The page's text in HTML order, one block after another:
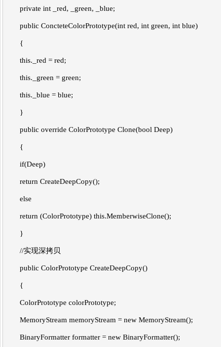
private int _red, _green, _blue;
public ConcteteColorPrototype(int red, int green, int blue)
{
this._red = red;
this._green = green;
this._blue = blue;
}
public override ColorPrototype Clone(bool Deep)
{
if(Deep)
return CreateDeepCopy();
else
return (ColorPrototype) this.MemberwiseClone();
}
//实现深拷贝
public ColorPrototype CreateDeepCopy()
{
ColorPrototype colorPrototype;
MemoryStream memoryStream = new MemoryStream();
BinaryFormatter formatter = new BinaryFormatter();